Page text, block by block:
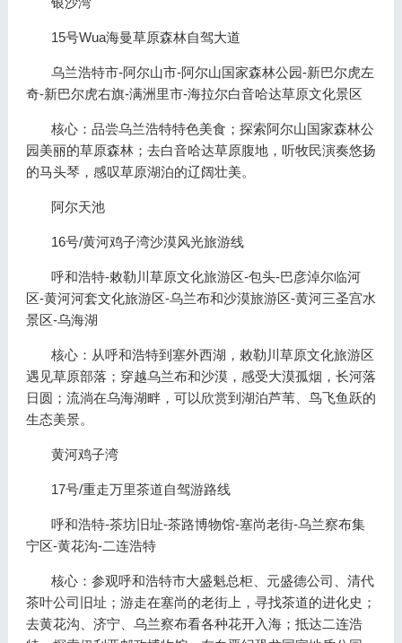
15号Wua海曼草原森林自驾大道
乌兰浩特市-阿尔山市-阿尔山国家森林公园-新巴尔虎左
奇-新巴尔虎右旗-满洲里市-海拉尔白音哈达草原文化景区
核心：品尝乌兰浩特特色美食；探索阿尔山国家森林公
园美丽的草原森林；去白音哈达草原腹地，听牧民演奏悠扬
的马头琴，感叹草原湖泊的辽阔壮美。
阿尔天池
16号/黄河鸡子湾沙漠风光旅游线
呼和浩特-敕勒川草原文化旅游区-包头-巴彦淖尔临河
区-黄河河套文化旅游区-乌兰布和沙漠旅游区-黄河三圣宫水
景区-乌海湖
核心：从呼和浩特到塞外西湖，敕勒川草原文化旅游区
遇见草原部落；穿越乌兰布和沙漠，感受大漠孤烟，长河落
日圆；流淌在乌海湖畔，可以欣赏到湖泊芦苇、鸟飞鱼跃的
生态美景。
黄河鸡子湾
17号/重走万里茶道自驾游路线
呼和浩特-茶坊旧址-茶路博物馆-塞尚老街-乌兰察布集
宁区-黄花沟-二连浩特
核心：参观呼和浩特市大盛魁总柜、元盛德公司、清代
茶叶公司旧址；游走在塞尚的老街上，寻找茶道的进化史；
去黄花沟、济宁、乌兰察布看各种花开入海；抵达二连浩